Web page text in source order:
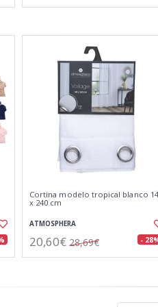
Cortina modelo tropical blanco
x 240 cm
ATMOSPHERA
20,60€ 28,69€ -